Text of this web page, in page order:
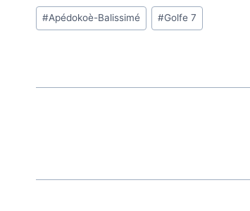
Étiquettes
de
#Apédokoè-Balissimé #Golfe 7